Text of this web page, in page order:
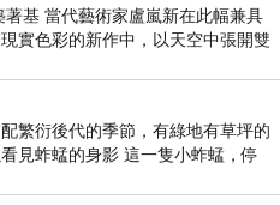
著基 當代藝術家盧嵐新在此幅兼具
實色彩的新作中，以天空中張開雙
地面上聚集的人群對話，
繁衍後代的季節，有綠地有草坪的
見蚱蜢的身影 這一隻小蚱蜢，停
樣小心驅趕，都無動